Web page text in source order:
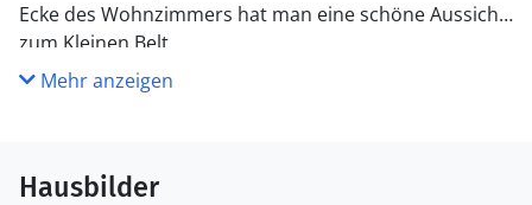
Ecke des Wohnzimmers hat man eine schöne Aussicht
zum Kleinen Belt.
Mehr anzeigen
Hausbilder